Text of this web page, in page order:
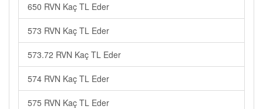
650 RVN Kaç TL Eder
573 RVN Kaç TL Eder
573.72 RVN Kaç TL Eder
574 RVN Kaç TL Eder
575 RVN Kaç TL Eder